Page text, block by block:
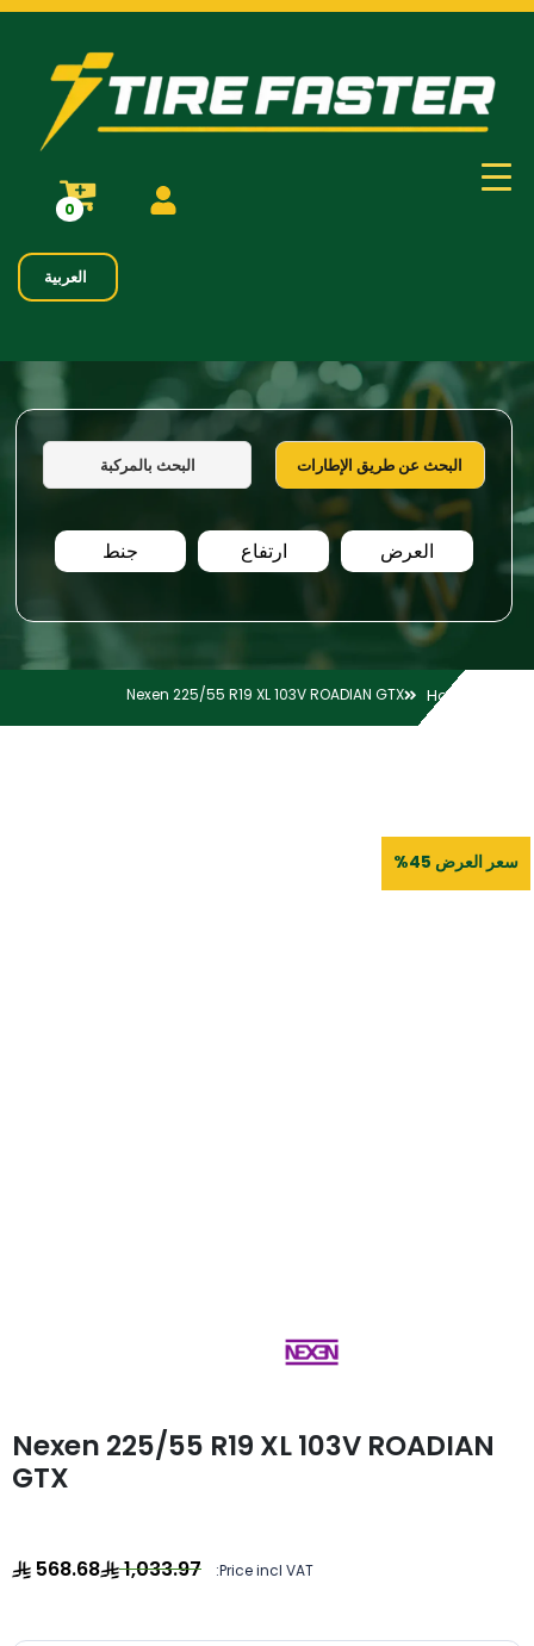
0
العربية
البحث عن طريق الإطارات البحث بالمركبة
العرض ارتفاع جنط
Home
Nexen 225/55 R19 XL 103V ROADIAN GTX
سعر العرض 45%
Nexen 225/55 R19 XL 103V ROADIAN
GTX
Price incl VAT:
1,033.97
568.68